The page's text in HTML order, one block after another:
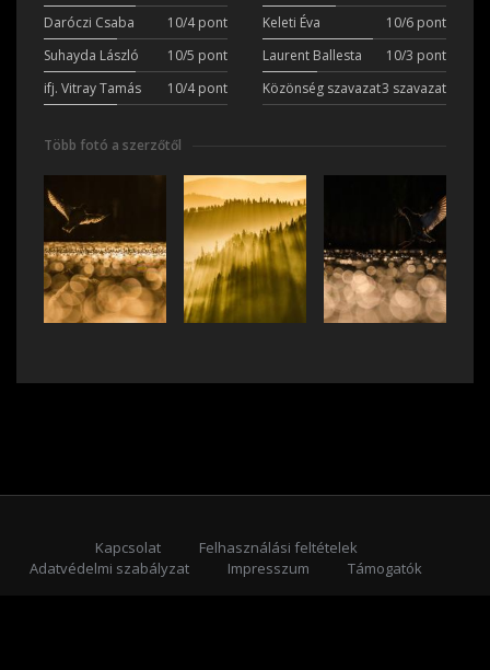
Daróczi Csaba
10/4 pont Keleti Éva
10/6 pont
Suhayda László
10/5 pont Laurent Ballesta
10/3 pont
ifj. Vitray Tamás
10/4 pont Közönség szavazat3 szavazat
Több fotó a szerzőtől
Kapcsolat
Felhasználási feltételek
Adatvédelmi szabályzat
Impresszum
Támogatók